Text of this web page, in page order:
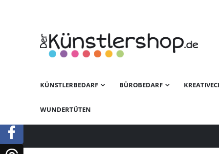
KÜNSTLERBEDARF BÜROBEDARF
WUNDERTÜTEN